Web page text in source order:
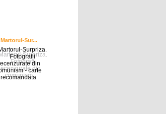
Martorul-Sur...